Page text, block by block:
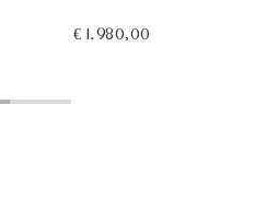
€ 1.980,00